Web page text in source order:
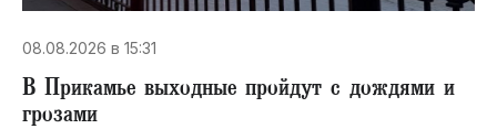
08.08.2026 в 15:31
В Прикамье выходные пройдут с дождями и
грозами